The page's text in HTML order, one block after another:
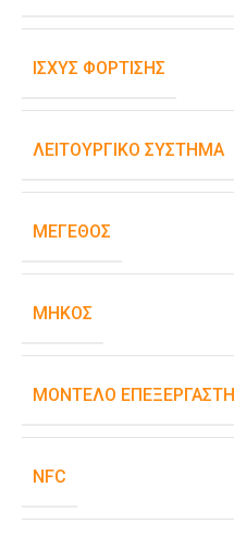
ΙΣΧΎΣ ΦΌΡΤΙΣΗΣ
ΛΕΙΤΟΥΡΓΙΚΌ ΣΎΣΤΗΜΑ
ΜΈΓΕΘΟΣ
ΜΉΚΟΣ
ΜΟΝΤΈΛΟ ΕΠΕΞΕΡΓΑΣΤΉ
NFC